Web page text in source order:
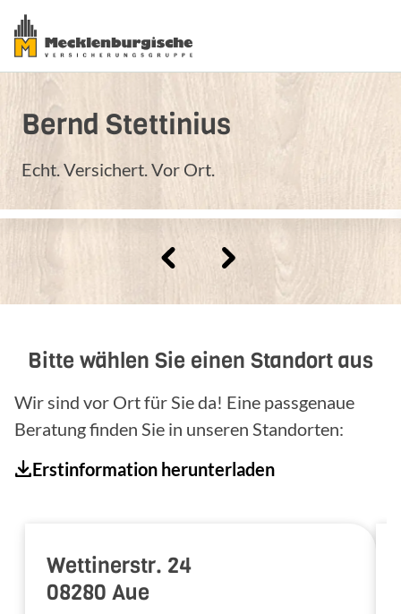
Bernd Stettinius
Echt. Versichert. Vor Ort.
Bitte wählen Sie einen Standort aus
Wir sind vor Ort für Sie da! Eine passgenaue
Beratung finden Sie in unseren Standorten:
Erstinformation herunterladen
Wettinerstr. 24
08280 Aue